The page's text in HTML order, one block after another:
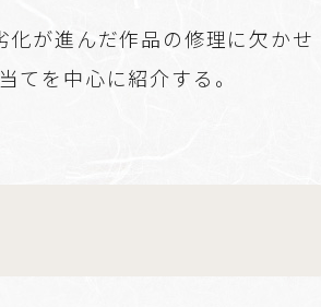
が進んだ作品の修理に欠かせ
てを中心に紹介する。